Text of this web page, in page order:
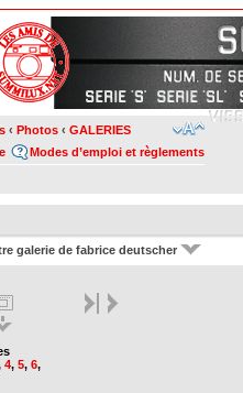
‹ Photos ‹ GALERIES
Modes d’emploi et règlements
galerie de fabrice deutscher
4, 5, 6,